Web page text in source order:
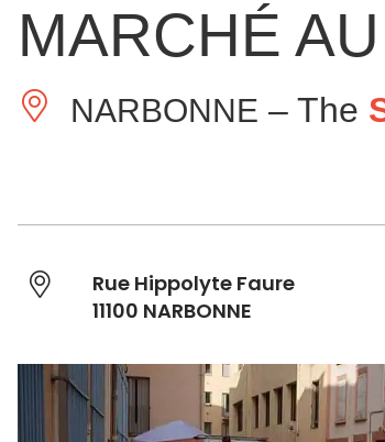
MARCHÉ
NARBONNE – The
Rue Hippolyte Faure
11100 NARBONNE